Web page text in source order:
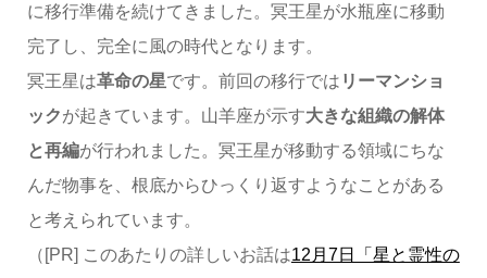
に移行準備を続けてきました。冥王星が水瓶座に移動
完了し、完全に風の時代となります。
冥王星は革命の星です。前回の移行では リーマンショ
ックが起きています。山羊座が示す大きな組織の解体
と再編が行われました。冥王星が移動する領域にちな
んだ物事を、根底からひっくり返すようなことがある
と考えられています。
（[PR] このあたりの詳しいお話は12月7日「星と霊性の